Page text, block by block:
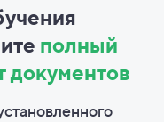
полный
документов